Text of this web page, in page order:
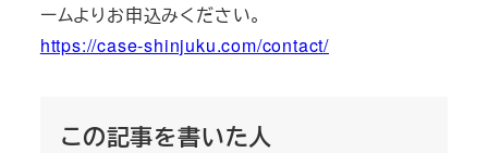
ームよりお申込みください。
https://case-shinjuku.com/contact/
この記事を書いた人